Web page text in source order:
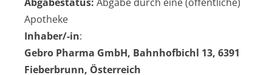
Apotheke
Inhaber/-in:
Gebro Pharma GmbH, Bahnhofbichl 13, 6391
Fieberbrunn, Österreich